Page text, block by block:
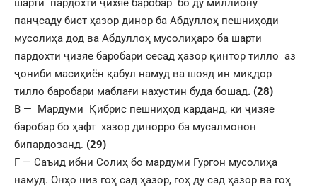
панҷсаду бист ҳазор динор ба Абдуллоҳ пешниҳоди
мусолиҳа дод ва Абдуллоҳ мусолиҳаро ба шарти
пардохти ҷизяе баробари сесад ҳазор қинтор тилло аз
ҷониби масиҳиён қабул намуд ва шояд ин миқдор
тилло баробари маблағи нахустин буда бошад. (28)
В — Мардуми Қибрис пешниҳод карданд, ки ҷизяе
баробар бо ҳафт хазор динорро ба мусалмонон
бипардозанд. (29)
Г — Саъид ибни Солиҳ бо мардуми Гургон мусолиҳа
намуд. Онҳо низ гоҳ сад ҳазор, гоҳ ду сад ҳазор ва гоҳ